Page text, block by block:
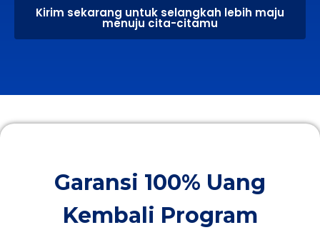
Kirim sekarang untuk selangkah lebih maju
menuju cita-citamu
Garansi 100% Uang
Kembali Program